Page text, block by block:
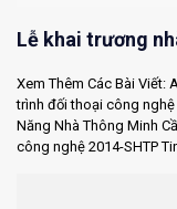
Lễ khai trương
Xem Thêm Các Bài Viết:
trình đối thoại công nghệ
Năng Nhà Thông Minh
công nghệ 2014-SHTP